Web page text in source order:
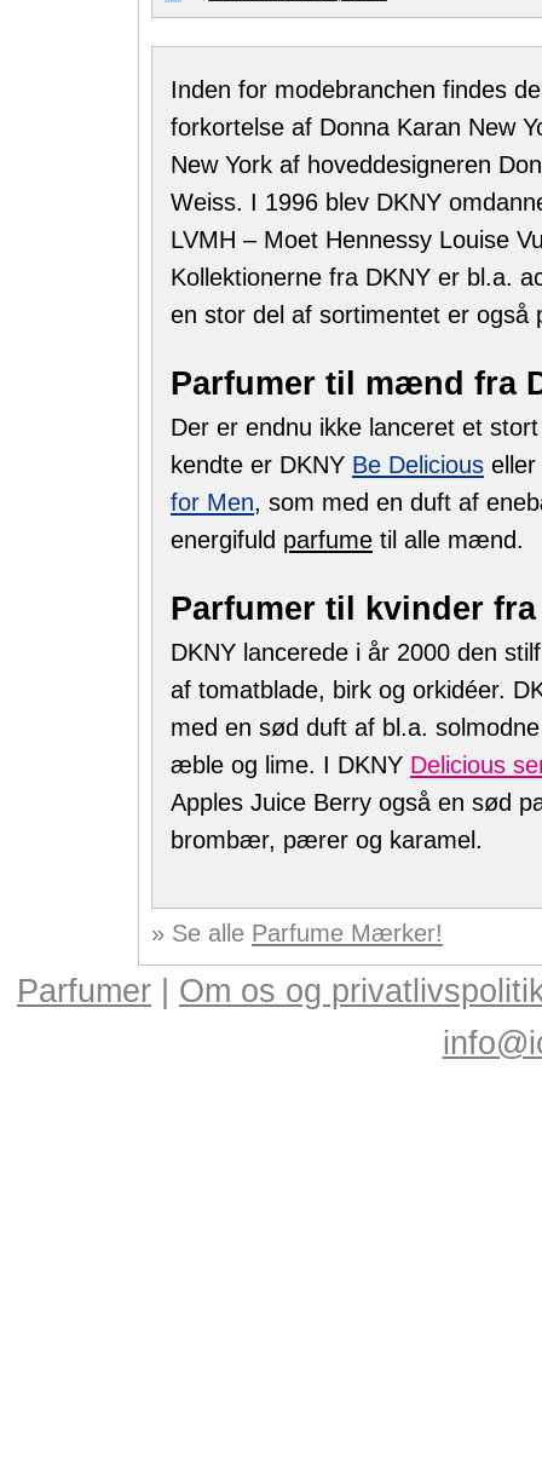
Inden for modebranchen findes
forkortelse af Donna Karan New
New York af hoveddesigneren
Weiss. I 1996 blev DKNY
LVMH – Moet Hennessy Louise
Kollektionerne fra DKNY er bl.a.
en stor del af sortimentet er også
Parfumer til mænd fra
Der er endnu ikke lanceret et
kendte er DKNY Be Delicious
for Men, som med en duft af
energifuld parfume til alle mænd.
Parfumer til kvinder fra
DKNY lancerede i år 2000 den
af tomatblade, birk og orkidéer.
med en sød duft af bl.a.
æble og lime. I DKNY Delicious
Apples Juice Berry også en sød
brombær, pærer og karamel.
» Se alle Parfume Mærker!
Parfumer
Om os og